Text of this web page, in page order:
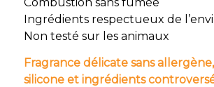
Ingrédients respectueux de
Non testé sur les animaux
Fragrance délicate sans
silicone et ingrédients